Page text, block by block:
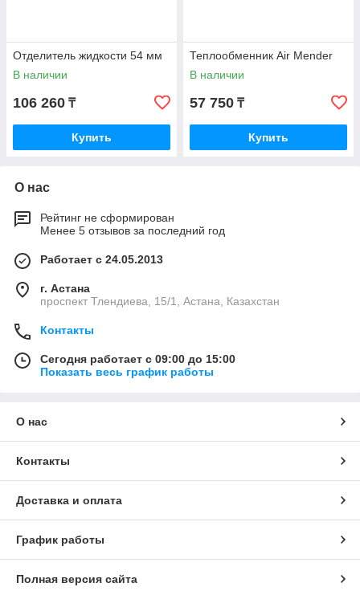
Отделитель жидкости 54 мм
В наличии
106 260 ₸
Купить
Теплообменник Air Mender
В наличии
57 750 ₸
Купить
О нас
Рейтинг не сформирован
Менее 5 отзывов за последний год
Работает с 24.05.2013
г. Астана
проспект Тлендиева, 15/1, Астана, Казахстан
Контакты
Сегодня работает с 09:00 до 15:00
Показать весь график работы
О нас
Контакты
Доставка и оплата
График работы
Полная версия сайта